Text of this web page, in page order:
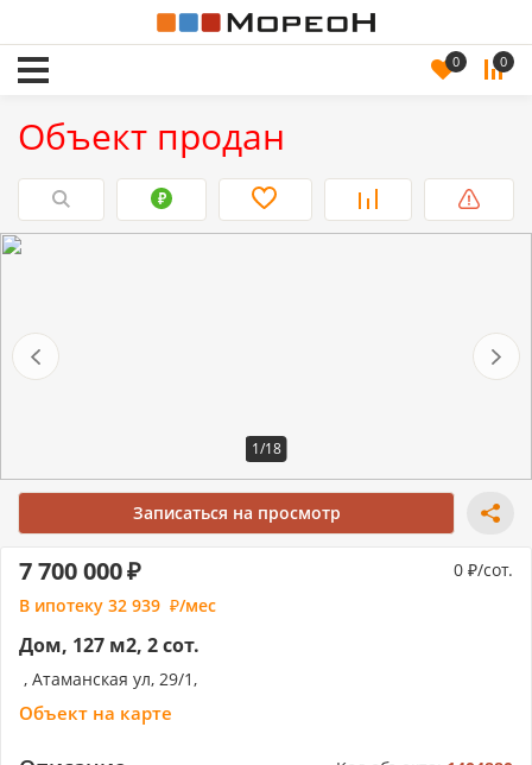
0 0
Объект продан
1/18
Записаться на просмотр
Дом, 127 м2, 2 сот.
, Атаманская ул, 29/1,
Объект на карте
7 700 000 0
/сот.
В ипотеку 32 939 /мес